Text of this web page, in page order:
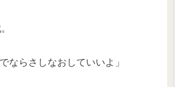
ならさしなおしていいよ」